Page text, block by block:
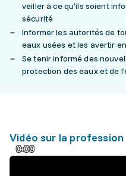
veiller à ce qu'ils soient
sécurité
Informer les autorités de
eaux usées et les avertir
Se tenir informé des
protection des eaux et de
Vidéo sur la profession
0:00